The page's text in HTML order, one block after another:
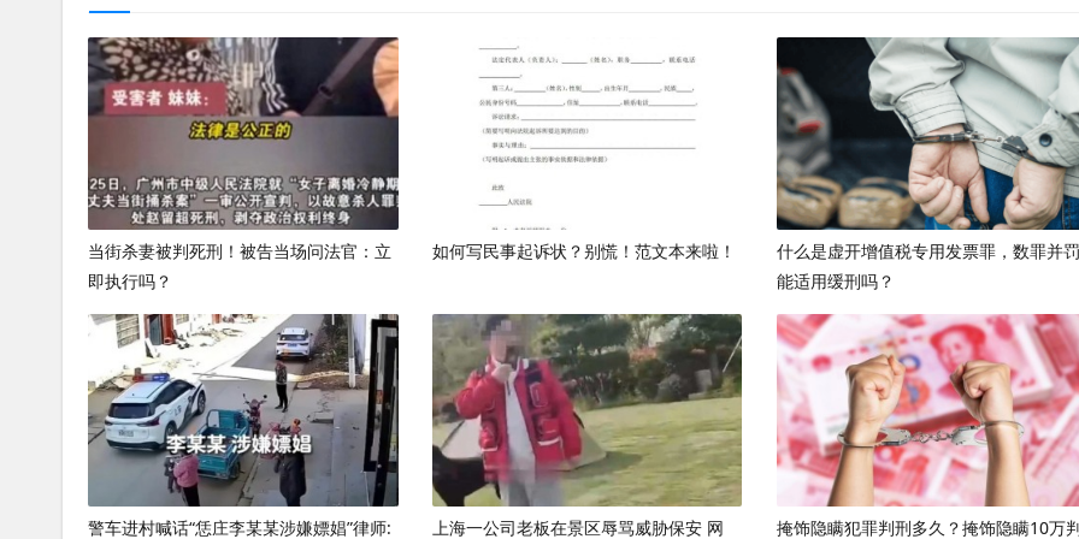
当街杀妻被判死刑！被告当场问法官：立
即执行吗？
如何写民事起诉状？别慌！范文本来啦！
什么是虚开增值税专用发票罪，数罪并罚
能适用缓刑吗？
警车进村喊话“恁庄李某某涉嫌嫖娼”律师: 上海一公司老板在景区辱骂威胁保安 网 掩饰隐瞒犯罪判刑多久？掩饰隐瞒10万